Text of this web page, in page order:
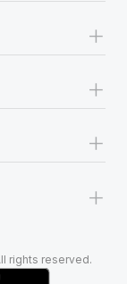
+
+
+
+
rights reserved.